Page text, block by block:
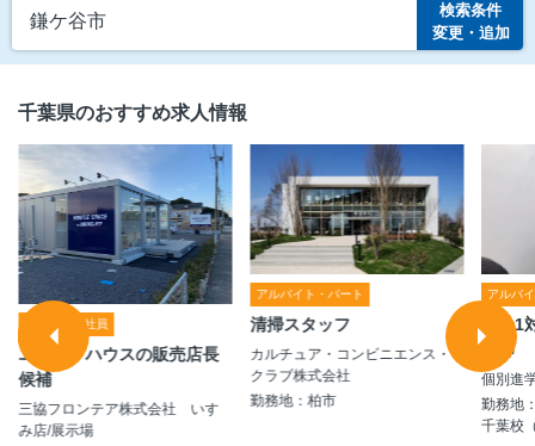
鎌ケ谷市
検索条件
変更・追加
千葉県のおすすめ求人情報
契約・嘱託社員
ユニットハウスの販売店長
候補
三協フロンテア株式会社 いす
み店/展示場
アルバイト・パート
清掃スタッフ
カルチュア・コンビニエンス・
クラブ株式会社
勤務地：柏市
アルバ
完全
講師
個別進
勤務地
千葉校